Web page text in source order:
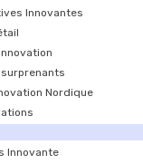
Innovantes
Nordique
Innovante